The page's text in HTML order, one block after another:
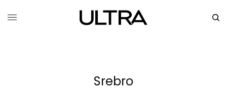
Srebro